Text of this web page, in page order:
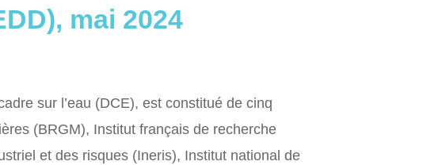
mai 2024
sur l’eau (DCE), est constitué de cinq
(BRGM), Institut français de recherche
et des risques (Ineris), Institut national de